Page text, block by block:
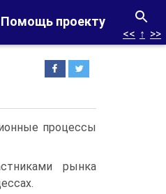
Помощь проекту
<< ↑ >>
процессы
рынка